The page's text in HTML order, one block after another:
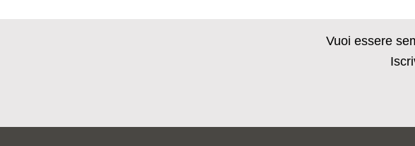
Vuoi essere